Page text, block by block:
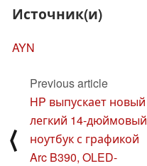
Источник(и)
AYN
⟨
Previous article
HP выпускает новый
легкий 14-дюймовый
ноутбук с графикой
Arc B390, OLED-